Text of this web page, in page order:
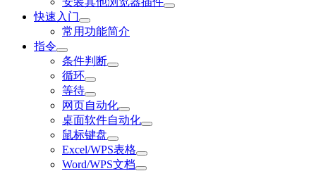
快速入门
常用功能简介
指令
条件判断
循环
等待
网页自动化
桌面软件自动化
鼠标键盘
Excel/WPS表格
Word/WPS文档